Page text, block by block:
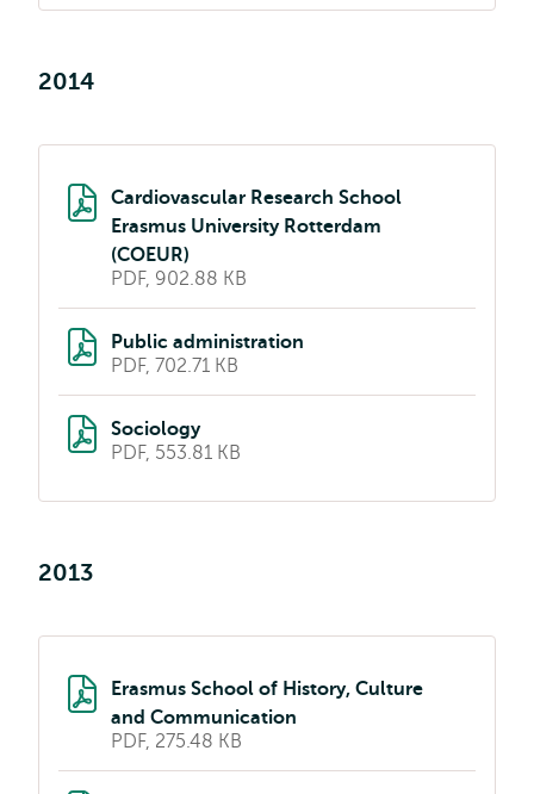
2014
Cardiovascular Research School
Erasmus University Rotterdam
(COEUR)
PDF, 902.88 KB
Public administration
PDF, 702.71 KB
Sociology
PDF, 553.81 KB
2013
Erasmus School of History, Culture
and Communication
PDF, 275.48 KB